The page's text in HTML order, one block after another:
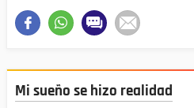
Mi sueño se hizo realidad